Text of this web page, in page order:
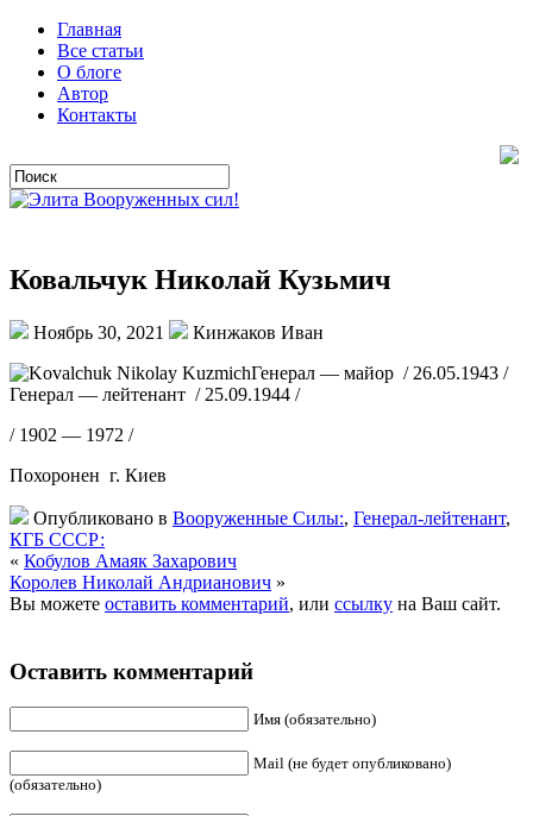
Главная
Все статьи
О блоге
Автор
Контакты
Ковальчук Николай Кузьмич
Ноябрь 30, 2021
Кинжаков Иван
Генерал — майор / 26.05.1943 /
Генерал — лейтенант / 25.09.1944 /
/ 1902 — 1972 /
Похоронен г. Киев
Опубликовано в Вооруженные Силы:, Генерал-лейтенант,
КГБ СССР:
« Кобулов Амаяк Захарович
Королев Николай Андрианович »
Вы можете оставить комментарий, или ссылку на Ваш сайт.
Оставить комментарий
Имя (обязательно)
Mail (не будет опубликовано)
(обязательно)